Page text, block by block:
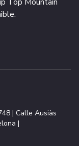
Top Mountain
| Calle Ausiàs
|